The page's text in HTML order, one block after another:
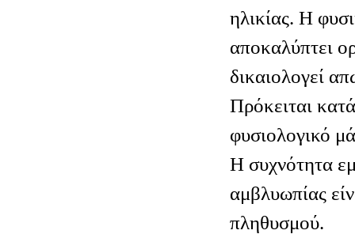
ηλικίας. Η
αποκαλύπτει
δικαιολογεί
Πρόκειται
φυσιολογικό
Η συχνότητα
αμβλυωπίας
πληθυσμού.